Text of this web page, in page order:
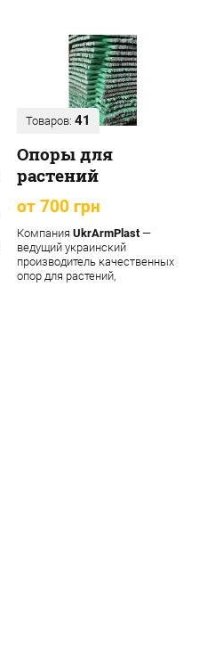
Товаров: 41
Опоры для
растений
от 700 грн
Компания UkrArmPlast—
ведущий украинский
производитель качественных
опор для растений,